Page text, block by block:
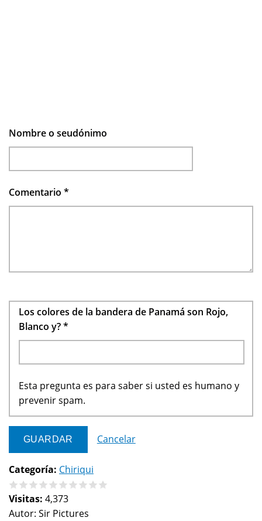
Nombre o seudónimo
Comentario *
Los colores de la bandera de Panamá son Rojo,
Blanco y?*
Esta pregunta es para saber si usted es humano y
prevenir spam.
Cancelar
Categoría: Chiriqui
Visitas: 4,373
Autor: Sir Pictures